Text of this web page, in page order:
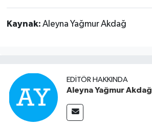
Kaynak: Aleyna Yağmur Akdağ
EDITÖR HAKKINDA
Aleyna Yağmur Akdağ